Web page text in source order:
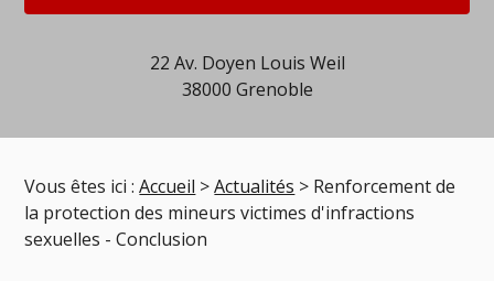
22 Av. Doyen Louis Weil
38000 Grenoble
Vous êtes ici : Accueil >Actualités > Renforcement de
la protection des mineurs victimes d'infractions
sexuelles - Conclusion